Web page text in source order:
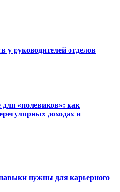
у руководителей отделов
«полевиков»: как
доходах и
нужны для карьерного